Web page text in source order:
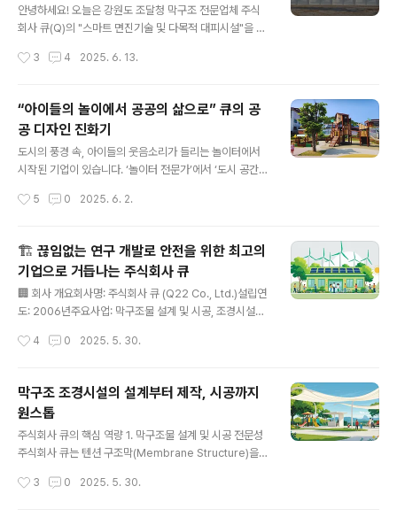
을 살린 시설물이 주목받으며, 지역 정체성을 강화하는 디
자인이 중요합니다.친환경 소재 활용: 지속가능한 소재와
하고 있습니다.사용자 중심 설계: 다양한 연령층과 장애인
안녕하세요! 오늘은 강원도 조달청 막구조 전문업체 주식
회사 큐(Q)의 "스마트 면진기술 및 다목적 대피시설"을 소
나보세요! 강원도 지진 위험과 스마트 대피시설 필요성강
지진 대비가 절실합니다. 특히 속초, 강릉, 동해 등 해안 지
역과 평창, 정선 등의 산악 지역은 지진 발생 시 접근성과
신속 대응이 중요합니다.동영상 속 혁신기술의 핵심 - 스마
트 면진기술동영상에서 소개된 주식회사 큐(Q)의 스마트
면진기술은 강력한 지진 충격에서도 건축물의 안정성을 유
동 흡수 시스템: 지진 발생 시 구조물의 흔들림을 효과적으
3 4 2025. 6. 13.
“아이들의 놀이에서 공공의 삶으로” 큐의 공
공 디자인 진화기
도시의 풍경 속, 아이들의 웃음소리가 들리는 놀이터에서
시작된 기업이 있습니다. ‘놀이터 전문가’에서 ‘도시 공간을
지난 22여 년간 눈에 보이는 구조물뿐 아니라, 보이지 않
조합놀이대 조달청 계약이행 실적 1위를 차지하며 급부상
한 놀이시설 전문 기업이었습니다.당시 큐는 단순히 놀이
터를 설치하는 것이 아니라, ‘놀이를 통해 공간과 사람을 연
결하는 디자인’을 고민했습니다.“아이들이 안전하게 뛰어
랑할 수 있는 조형물”그것이 Q의 출발이었습니다. 구조물
5 0 2025. 6. 2.
🏗️ 끊임없는 연구 개발로 안전을 위한 최고의
기업으로 거듭나는 주식회사 큐
🏢 회사 개요회사명: 주식회사 큐 (Q22 Co., Ltd.)설립연
도: 2006년주요사업: 막구조물 설계 및 시공, 조경시설물
시설물 - 주식회사 큐 - 면진(지진) 화재(대피),어린이놀이
큐 - 지진(면진), 화재(대피),어린이놀이터,조합놀이대,야
외운동기구, 부스,컨테이너,정자q22.co.kr🕰️ 연혁 및 주
요 이정표📈 10년 이상 누적된 R&D 투자 비율 지속 상승
🧠 전문 기술 인력 80% 이상 보유 (구조/건축/산업디자인
등)🔧 지속가능한 구조 설계와 탄소 저감 기술 개발🌍 국
자격 및 인증건설업 등록증: 조경..
4 0 2025. 5. 30.
막구조 조경시설의 설계부터 제작, 시공까지
원스톱
주식회사 큐의 핵심 역량 1. 막구조물 설계 및 시공 전문성
주식회사 큐는 텐션 구조막(Membrane Structure)을
한 막구조물은 자유로운 곡선 디자인과 탁월한 구조적 안
3 0 2025. 5. 30.